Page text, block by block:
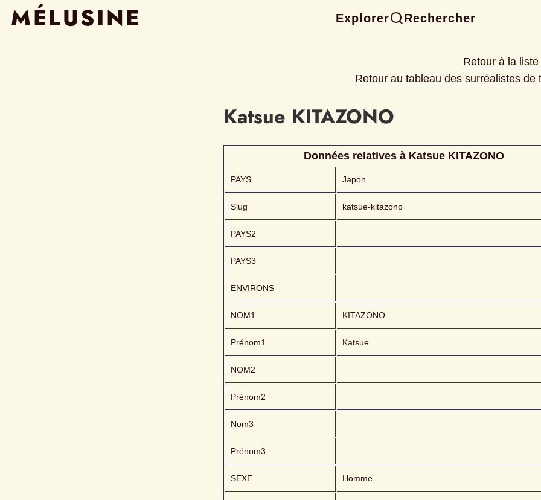
MÉLUSINE Explorer Rechercher
Retour à la
Retour au tableau des surréalistes de
Katsue KITAZONO
Données relatives à Katsue KITAZONO
PAYS Japon
Slug katsue-kitazono
PAYS2
PAYS3
ENVIRONS
NOM1 KITAZONO
Prénom1 Katsue
NOM2
Prénom2
Nom3
Prénom3
SEXE Homme